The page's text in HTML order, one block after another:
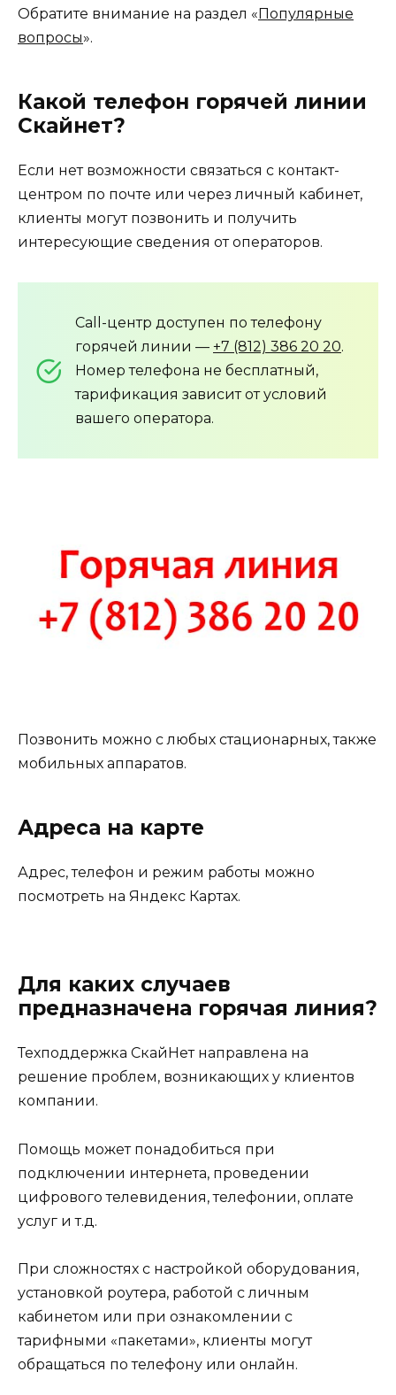
Обратите внимание на раздел « Популярные
вопросы».
Какой телефон горячей линии
Скайнет?
Если нет возможности связаться с контакт-
центром по почте или через личный кабинет,
клиенты могут позвонить и получить
интересующие сведения от операторов.
Call-центр доступен по телефону
горячей линии — +7 (812) 386 20 20.
Номер телефона не бесплатный,
тарификация зависит от условий
вашего оператора.
Позвонить можно с любых стационарных, также
мобильных аппаратов.
Адреса на карте
Адрес, телефон и режим работы можно
посмотреть на Яндекс Картах.
Для каких случаев
предназначена горячая линия?
Техподдержка СкайНет направлена на
решение проблем, возникающих у клиентов
компании.
Помощь может понадобиться при
подключении интернета, проведении
цифрового телевидения, телефонии, оплате
услуг и т.д.
При сложностях с настройкой оборудования,
установкой роутера, работой с личным
кабинетом или при ознакомлении с
тарифными «пакетами», клиенты могут
обращаться по телефону или онлайн.